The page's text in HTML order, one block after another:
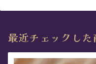
最近チェックした